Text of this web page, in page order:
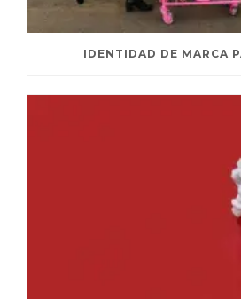
IDENTIDAD DE MARCA